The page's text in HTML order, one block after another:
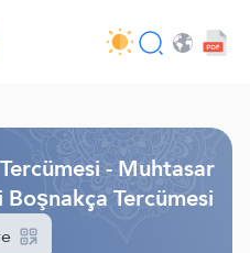
API
- Muhtasar
Tercümesi